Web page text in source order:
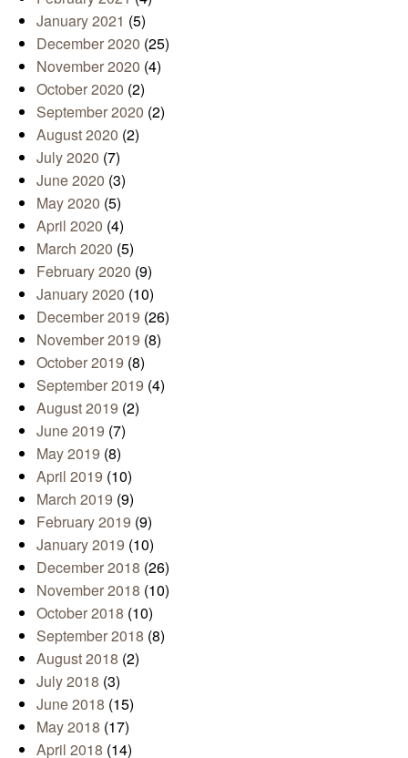
January 2021 (5)
December 2020 (25)
November 2020 (4)
October 2020 (2)
September 2020 (2)
August 2020 (2)
July 2020 (7)
June 2020 (3)
May 2020 (5)
April 2020 (4)
March 2020 (5)
February 2020 (9)
January 2020 (10)
December 2019 (26)
November 2019 (8)
October 2019 (8)
September 2019 (4)
August 2019 (2)
June 2019 (7)
May 2019 (8)
April 2019 (10)
March 2019 (9)
February 2019 (9)
January 2019 (10)
December 2018 (26)
November 2018 (10)
October 2018 (10)
September 2018 (8)
August 2018 (2)
July 2018 (3)
June 2018 (15)
May 2018 (17)
April 2018 (14)